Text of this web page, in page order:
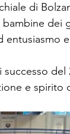
di
dei
entusiasmo
del
e spirito